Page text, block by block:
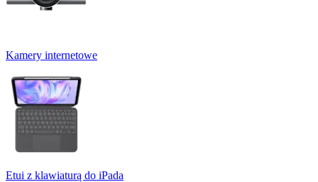
Kamery internetowe
Etui z klawiaturą do iPada